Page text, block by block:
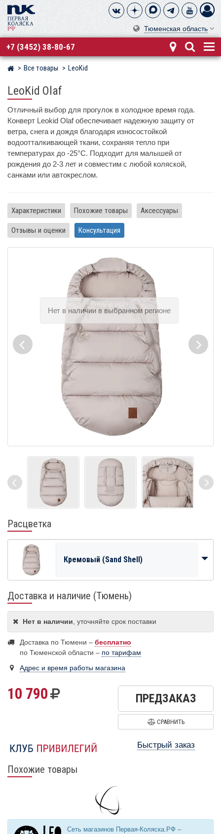
Тюменская область
+7 (3452) 38-80-67
Магазин детских колясок
Все товары LeoKid
LeoKid Olaf
Отличный выбор для прогулок в холодное время года.
Конверт Leokid Olaf обеспечивает надежную защиту от
ветра, снега и дождя благодаря износостойкой
водоотталкивающей ткани, сохраняя тепло при
температурах до -25°С. Подходит для малышей от
рождения до 2-3 лет и совместим с любой коляской,
санками или автокреслом.
Характеристики Похожие товары Аксессуары
Отзывы и оценки Консультация
Расцветка
Кремовый (Sand Shell)
Доставка и наличие (Тюмень)
Нет в наличии , уточняйте срок поставки
Доставка по Тюмени – бесплатно
по Тюменской области – по тарифам
Адрес и время работы магазина
10 790 ПРЕДЗАКАЗ
СРАВНИТЬ
Быстрый заказ
Похожие товары
Сеть магазинов Первая-Коляска.РФ –